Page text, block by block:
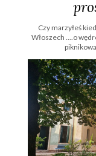
Czy marzyłeś
Włoszech ....o